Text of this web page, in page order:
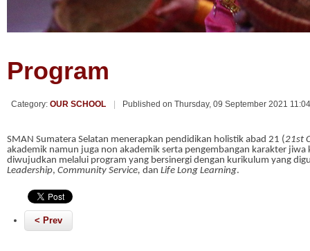
Program
Category: OUR SCHOOL Published on Thursday, 09 September 2021
SMAN Sumatera Selatan menerapkan pendidikan holistik abad 21 (21st
akademik namun juga non akademik serta pengembangan karakter
diwujudkan melalui program yang bersinergi dengan kurikulum yang
Leadership, Community Service, dan Life Long Learning.
< Prev